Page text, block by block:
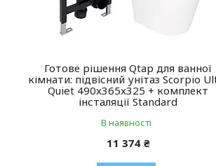
Готове рішення Qtap для ванної
кімнати: підвісний унітаз Scorpio
Quiet 490x365x325 + комплект
інсталяції Standard
В наявності
11 374 ₴